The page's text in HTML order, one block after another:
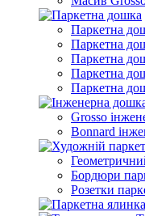
Паркетна
Паркетна
Паркетна
Паркетна
Паркетна
Grosso
Bonnard
Бордюри
Розетки